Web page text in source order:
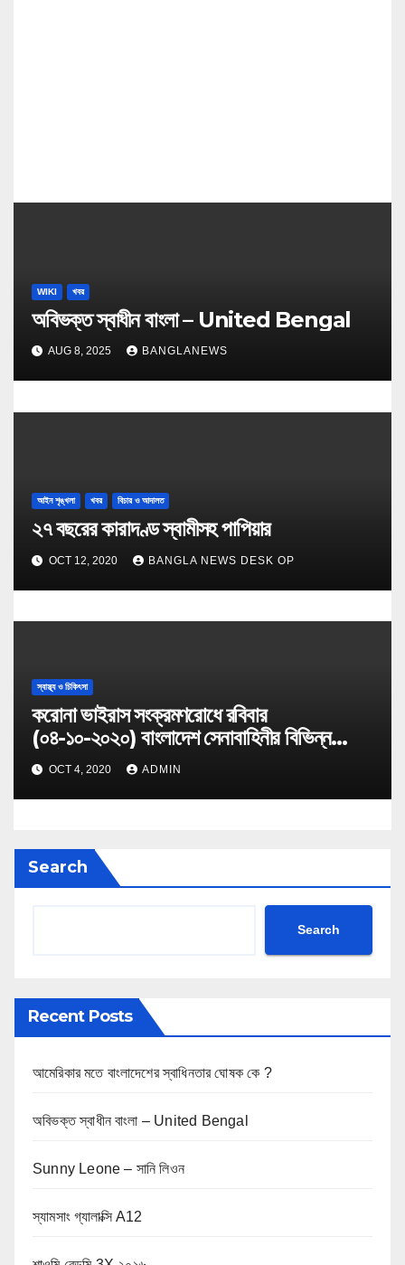
WIKI খবর
অবিভক্ত স্বাধীন বাংলা – United Bengal
AUG 8, 2025 BANGLANEWS
আইন শৃঙ্খলা খবর বিচার ও আদালত
২৭ বছরের কারাদণ্ড স্বামীসহ পাপিয়ার
OCT 12, 2020 BANGLA NEWS DESK OP
স্বাস্থ্য ও চিকিৎসা
করোনা ভাইরাস সংক্রমণরোধে রবিবার
(০৪-১০-২০২০) বাংলাদেশ সেনাবাহিনীর বিভিন্ন
কার্যক্রম
OCT 4, 2020 ADMIN
Search
Search
Recent Posts
আমেরিকার মতে বাংলাদেশের স্বাধিনতার ঘোষক কে ?
অবিভক্ত স্বাধীন বাংলা – United Bengal
Sunny Leone – সানি লিওন
স্যামসাং গ্যালাক্সি A12